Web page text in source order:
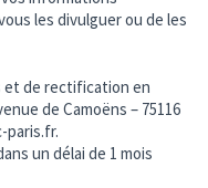
les divulguer ou de les
et de rectification en
de Camoëns – 75116
paris.fr.
un délai de 1 mois